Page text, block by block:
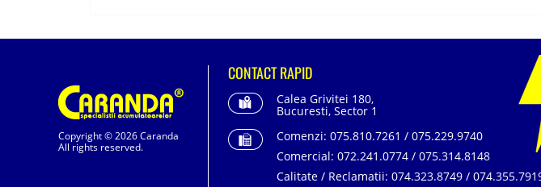
Copyright © 2026 Caranda
All rights reserved.
CONTACT RAPID
Calea Grivitei 180,
Bucuresti, Sector 1
Comenzi: 075.810.7261 / 075.229.9740
Comercial: 072.241.0774 / 075.314.8148
Calitate / Reclamatii: 074.323.8749 /